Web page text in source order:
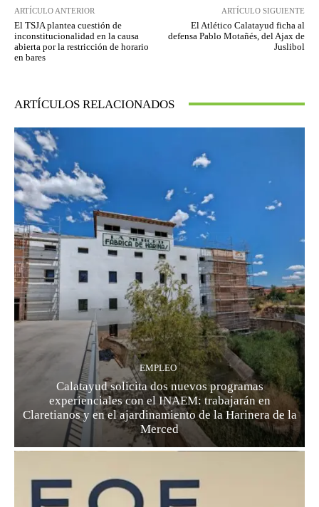
ARTÍCULO ANTERIOR
El TSJA plantea cuestión de
inconstitucionalidad en la causa
abierta por la restricción de horario
en bares
ARTÍCULO SIGUIENTE
El Atlético Calatayud ficha al
defensa Pablo Motañés, del Ajax de
Juslibol
ARTÍCULOS RELACIONADOS
EMPLEO
Calatayud solicita dos nuevos programas
experienciales con el INAEM: trabajarán en
Claretianos y en el ajardinamiento de la Harinera de la
Merced